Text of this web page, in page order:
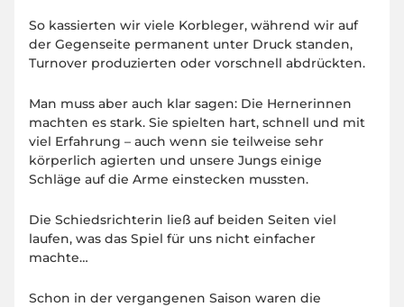
So kassierten wir viele Korbleger, während wir auf
der Gegenseite permanent unter Druck standen,
Turnover produzierten oder vorschnell abdrückten.
Man muss aber auch klar sagen: Die Hernerinnen
machten es stark. Sie spielten hart, schnell und mit
viel Erfahrung – auch wenn sie teilweise sehr
körperlich agierten und unsere Jungs einige
Schläge auf die Arme einstecken mussten.
Die Schiedsrichterin ließ auf beiden Seiten viel
laufen, was das Spiel für uns nicht einfacher
machte…
Schon in der vergangenen Saison waren die